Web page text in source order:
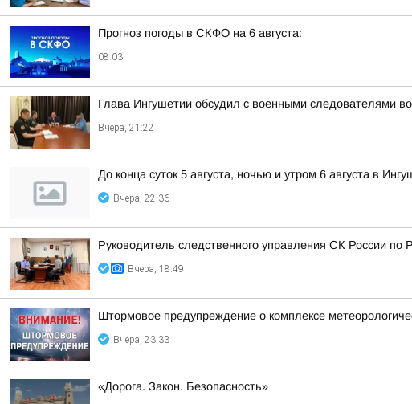
Прогноз погоды в СКФО на 6 августа:
08:03
Глава Ингушетии обсудил с военными следователями
Вчера, 21:22
До конца суток 5 августа, ночью и утром 6 августа в
Вчера, 22:36
Руководитель следственного управления СК России
Вчера, 18:49
Штормовое предупреждение о комплексе
Вчера, 23:33
«Дорога. Закон. Безопасность»